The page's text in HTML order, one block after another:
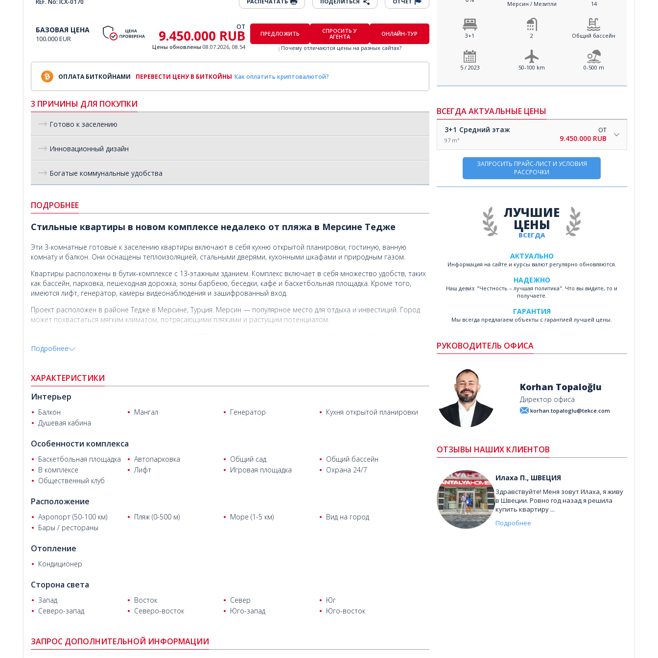
БАЗОВАЯ ЦЕНА
100.000 EUR
ОТ
9.450.000 RUB
Цены обновлены 08.07.2026, 08.54
ПРЕДЛОЖИТЬ
СПРОСИТЬ У
АГЕНТА
ОНЛАЙН-ТУР
Почему отличаются цены на разных сайтах?
ОПЛАТА БИТКОЙНАМИ ПЕРЕВЕСТИ ЦЕНУ В БИТКОЙНЫ Как оплатить криптовалютой?
Мерсин / Мезитли 14
3+1 2 Общий бассейн
5 / 2023 50-100 km 0-500 m
ВСЕГДА АКТУАЛЬНЫЕ ЦЕНЫ
3+1 Средний этаж
97 m²
ОТ
9.450.000 RUB
ЗАПРОСИТЬ ПРАЙС-ЛИСТ И УСЛОВИЯ
РАССРОЧКИ
3 ПРИЧИНЫ ДЛЯ ПОКУПКИ
Готово к заселению
Инновационный дизайн
Богатые коммунальные удобства
ПОДРОБНЕЕ
Стильные квартиры в новом комплексе недалеко от пляжа в Мерсине Тедже
Эти 3-комнатные готовые к заселению квартиры включают в себя кухню открытой планировки, гостиную, ванную
комнату и балкон. Они оснащены теплоизоляцией, стальными дверями, кухонными шкафами и природным газом.
Квартиры расположены в бутик-комплексе с 13-этажным зданием. Комплекс включает в себя множество удобств, таких
как бассейн, парковка, пешеходная дорожка, зоны барбекю, беседки, кафе и баскетбольная площадка. Кроме того,
имеются лифт, генератор, камеры видеонаблюдения и зашифрованный вход.
Проект расположен в районе Тедже в Мерсине, Турция. Мерсин — популярное место для отдыха и инвестиций. Город
может похвастаться мягким климатом, потрясающими пляжами и растущим потенциалом.
центра Soli Center, в 15 км от Эрдемли, в 16 км от пристани Мерсина, в 18 км от торгового центра Forum Shopping и в
88 км от международного аэропорта Чукурова.
Подробнее
ХАРАКТЕРИСТИКИ
Интерьер
Балкон Мангал Генератор
Кухня открытой планировки
Душевая кабина
Особенности комплекса
Баскетбольная площадка Автопарковка Общий сад
Общий бассейн
В комплексе
Лифт Игровая площадка
Охрана 24/7
Общественный клуб
Расположение
Аэропорт (50-100 км) Пляж (0-500 м) Море (1-5 км)
Вид на город
Бары / рестораны
Отопление
Кондиционер
Сторона света
Запад Восток Север
Юг
Северо-запад
Северо-восток Юго-запад Юго-восток
ВСЕГДА
ЛУЧШИЕ
ЦЕНЫ
АКТУАЛЬНО
Информация на сайте и курсы валют регулярно обновляются.
НАДЕЖНО
Наш девиз: "Честность – лучшая политика". Что вы видите, то и
получаете.
ГАРАНТИЯ
Мы всегда предлагаем объекты с гарантией лучшей цены.
РУКОВОДИТЕЛЬ ОФИСА
Korhan Topaloğlu
Korhan Topaloğlu
Директор офиса
korhan.topaloglu@tekce.com
ОТЗЫВЫ НАШИХ КЛИЕНТОВ
Илаха П., ШВЕЦИЯ
Здравствуйте! Меня зовут Илаха, я живу
в Швеции. Ровно год назад я решила
купить квартиру ...
Подробнее
ЗАПРОС ДОПОЛНИТЕЛЬНОЙ ИНФОРМАЦИИ